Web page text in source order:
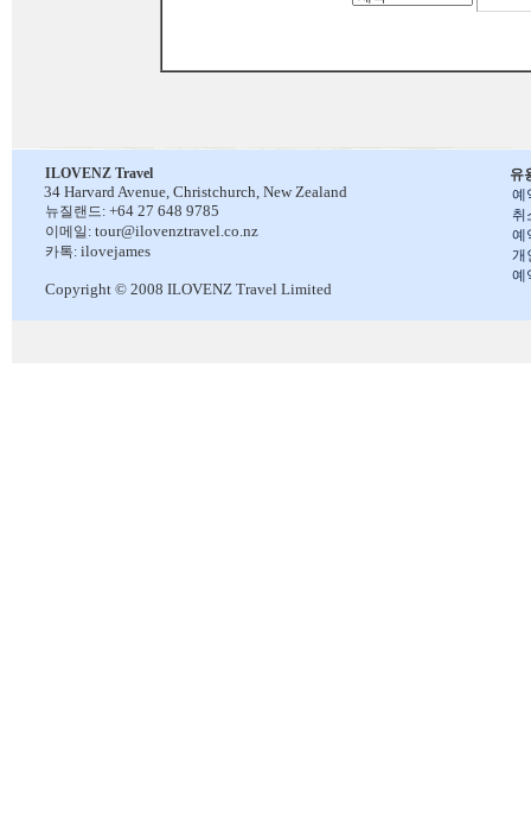
유
예
취
예
개
예
ILOVENZ Travel
34 Harvard Avenue, Christchurch, New Zealand
뉴질랜드: +64 27 648 9785
이메일: tour@ilovenztravel.co.nz
카톡: ilovejames
Copyright © 2008 ILOVENZ Travel Limited